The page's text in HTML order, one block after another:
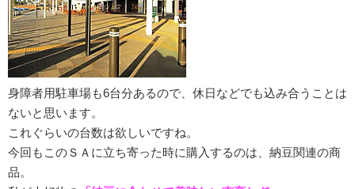
身障者用駐車場も6台分あるので、休日などでも込み合うことは
ないと思います。
これぐらいの台数は欲しいですね。
今回もこのＳＡに立ち寄った時に購入するのは、納豆関連の商
品。